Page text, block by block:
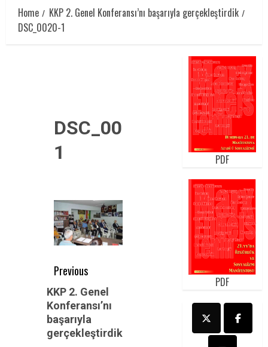
Home
KKP 2. Genel Konferansı’nı başarıyla gerçekleştirdik
DSC_0020-1
DSC_0020-
1
Post
navigation
Previous
Previous
post:
KKP 2. Genel
Konferansı’nı
başarıyla
gerçekleştirdik
PDF
PDF